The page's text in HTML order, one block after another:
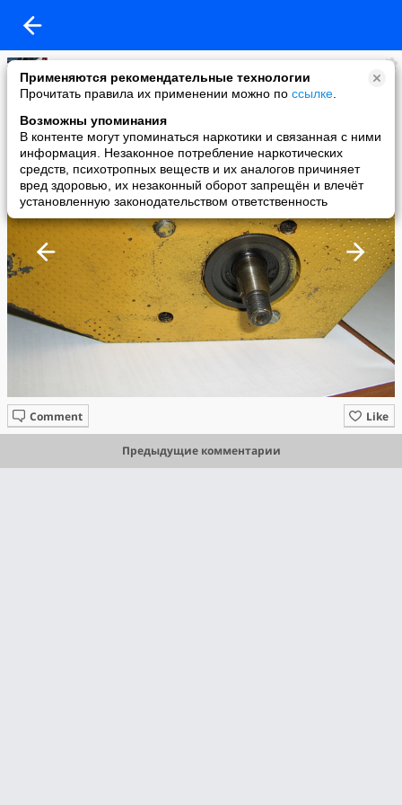
Применяются рекомендательные технологии
Прочитать правила их применении можно по ссылке
Возможны упоминания
В контенте могут упоминаться наркотики и связанная с ними
информация. Незаконное потребление наркотических
средств, психотропных веществ и их аналогов причиняет
вред здоровью, их незаконный оборот запрещён и влечёт
установленную законодательством ответственность
Бауманец
added a photo
19 Feb в 08:44
Like
Comment
Предыдущие комментарии